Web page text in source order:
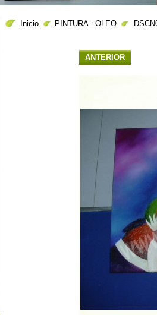
Inicio PINTURA - OLEO
ANTERIOR